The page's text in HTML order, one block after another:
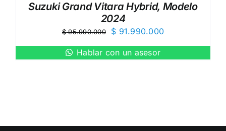
Suzuki Grand Vitara Hybrid, Modelo
2024
$95.990.000
El
precio
original
$ 91.990.000El
precio
actual
Hablar con un asesor